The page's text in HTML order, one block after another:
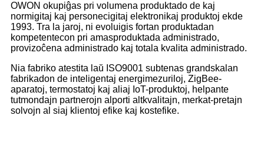
OWON okupiĝas pri volumena produktado de kaj
normigitaj kaj personecigitaj elektronikaj produktoj ekde
1993. Tra la jaroj, ni evoluigis fortan produktadan
kompetentecon pri amasproduktada administrado,
provizoĉena administrado kaj totala kvalita administrado.
Nia fabriko atestita laŭ ISO9001 subtenas grandskalan
fabrikadon de inteligentaj energimezuriloj, ZigBee-
aparatoj, termostatoj kaj aliaj IoT-produktoj, helpante
tutmondajn partnerojn alporti altkvalitajn, merkat-pretajn
solvojn al siaj klientoj efike kaj kostefike.